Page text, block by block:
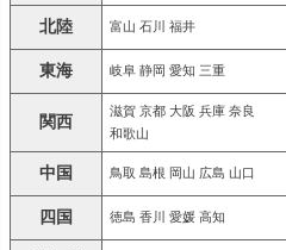
北陸 富山 石川 福井
東海 岐阜 静岡 愛知 三重
関西
滋賀 京都 大阪 兵庫 奈良
和歌山
中国 鳥取 島根 岡山 広島 山口
四国 徳島 香川 愛媛 高知